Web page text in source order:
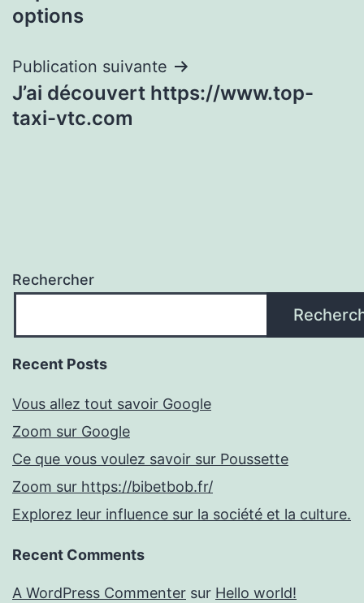
l’article
options
Publication suivante
J’ai découvert https://www.top-
taxi-vtc.com
Rechercher
Recent Posts
Vous allez tout savoir Google
Zoom sur Google
Ce que vous voulez savoir sur Poussette
Zoom sur https://bibetbob.fr/
Explorez leur influence sur la société et la culture.
Recent Comments
A WordPress Commenter sur Hello world!